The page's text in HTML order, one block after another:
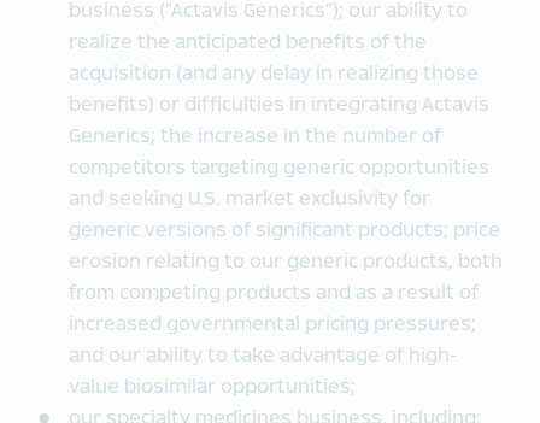
business (“Actavis Generics”); our ability to
realize the anticipated benefits of the
acquisition (and any delay in realizing those
benefits) or difficulties in integrating Actavis
Generics; the increase in the number of
competitors targeting generic opportunities
and seeking U.S. market exclusivity for
generic versions of significant products; price
erosion relating to our generic products, both
from competing products and as a result of
increased governmental pricing pressures;
and our ability to take advantage of high-
value biosimilar opportunities;
our specialty medicines business, including: